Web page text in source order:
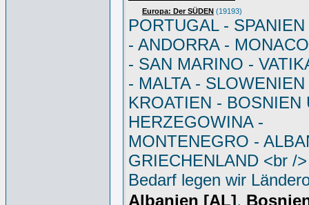
Europa: Der SÜDEN (19193)
PORTUGAL -
- ANDORRA -
- SAN MARINO -
- MALTA - SLOWENIEN
KROATIEN - BOSNIEN
HERZEGOWINA -
MONTENEGRO -
GRIECHENLAND <br /
Bedarf legen wir
Albanien [AL],